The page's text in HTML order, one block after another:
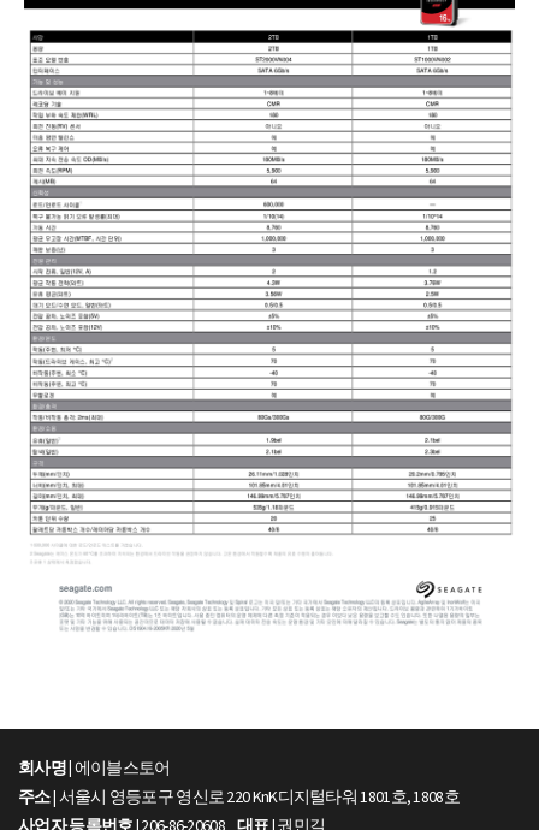
회사명 |에이블스토어
주소| 서울시 영등포구 영신로 220 KnK디지털타워 1801호, 1808호
사업자 등록번호| 206-86-20608 대표| 권민길